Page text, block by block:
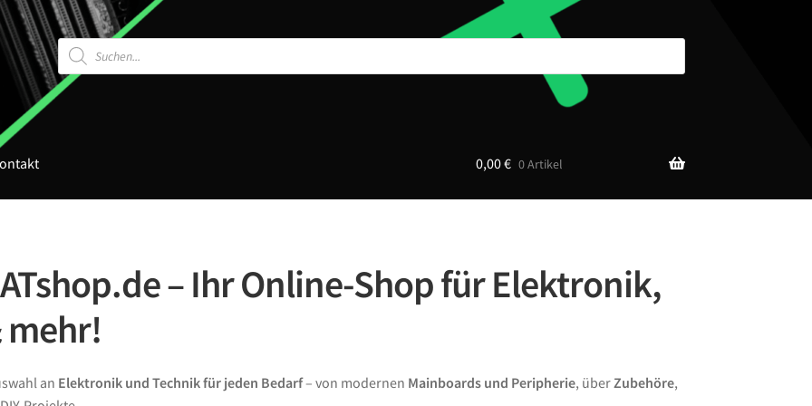
Products
search
0,00€ 0 Artikel
– Ihr Online-Shop für Elektronik,
mehr!
an Elektronik und Technik für jeden Bedarf– von modernen Mainboards und Peripherie, überZubehöre,